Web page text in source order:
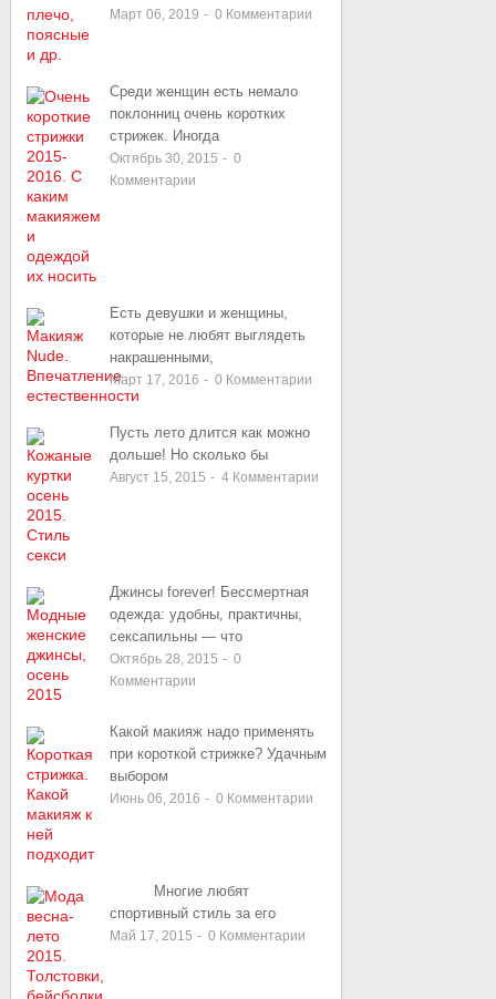
Март 06, 2019 - 0 Комментарии
Среди женщин есть немало
поклонниц очень коротких
стрижек. Иногда
Октябрь 30, 2015 - 0
Комментарии
Есть девушки и женщины,
которые не любят выглядеть
накрашенными,
Март 17, 2016 - 0 Комментарии
Пусть лето длится как можно
дольше! Но сколько бы
Август 15, 2015 - 4Комментарии
Джинсы forever! Бессмертная
одежда: удобны, практичны,
сексапильны — что
Октябрь 28, 2015 - 0
Комментарии
Какой макияж надо применять
при короткой стрижке? Удачным
выбором
Июнь 06, 2016 - 0 Комментарии
Многие любят
спортивный стиль за его
Май 17, 2015 - 0 Комментарии